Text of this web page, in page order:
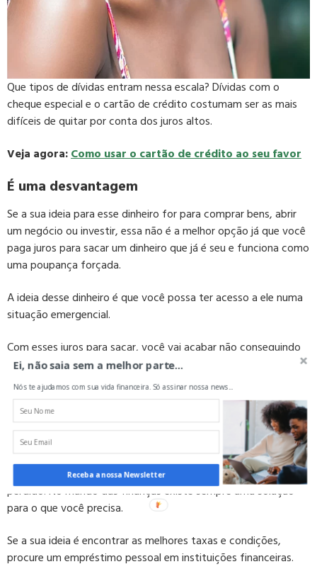
Que tipos de dívidas entram nessa escala? Dívidas com o
cheque especial e o cartão de crédito costumam ser as mais
difíceis de quitar por conta dos juros altos.
Veja agora:Como usar o cartão de crédito ao seu favor
É uma desvantagem
Se a sua ideia para esse dinheiro for para comprar bens, abrir
um negócio ou investir, essa não é a melhor opção já que você
paga juros para sacar um dinheiro que já é seu e funciona como
uma poupança forçada.
A ideia desse dinheiro é que você possa ter acesso a ele numa
situação emergencial.
Com esses juros para sacar, você vai acabar não conseguindo
rendimentos que superem os gastos que você terá com o
crédito.
Por isso, desconsidere para casos de investimentos.
Quais as suas alternativas?
Em casos como esses últimos de desvantagem, nem tudo está
perdido. No mundo das finanças existe sempre uma solução
para o que você precisa.
Se a sua ideia é encontrar as melhores taxas e condições,
procure um empréstimo pessoal em instituições financeiras.
Ei, não saia sem a melhor parte...
Nós te ajudamos com sua vida financeira. Só assinar nossa news...
Receba a nossa Newsletter